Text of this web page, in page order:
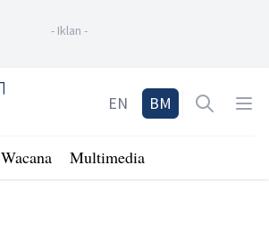
- Iklan -
EN BM Open
Wacana Multimedia